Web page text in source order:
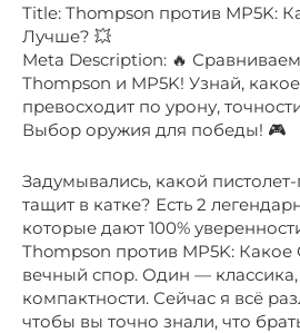
Title: Thompson против MP5K:
Лучше? 💥
Meta Description: 🔥
Thompson и MP5K! Узнай,
превосходит по урону,
Выбор оружия для победы! 🎮
Задумывались, какой
тащит в катке? Есть 2
которые дают 100%
Thompson против MP5K:
вечный спор. Один —
компактности. Сейчас я всё
чтобы вы точно знали, что